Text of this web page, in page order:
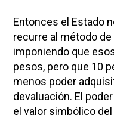
Entonces el Estado
recurre al método
imponiendo que
pesos, pero que 10
menos poder
devaluación. El
el valor simbólico